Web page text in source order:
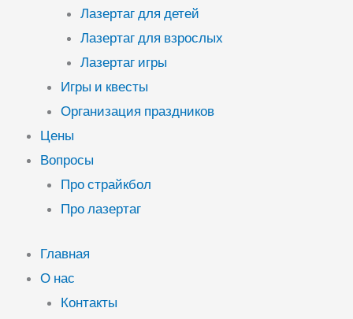
Лазертаг для детей
Лазертаг для взрослых
Лазертаг игры
Игры и квесты
Организация праздников
Цены
Вопросы
Про страйкбол
Про лазертаг
Главная
О нас
Контакты